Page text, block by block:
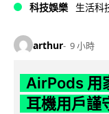
科技娛樂 生活科
arthur 9 小時
AirPods 用
耳機用戶